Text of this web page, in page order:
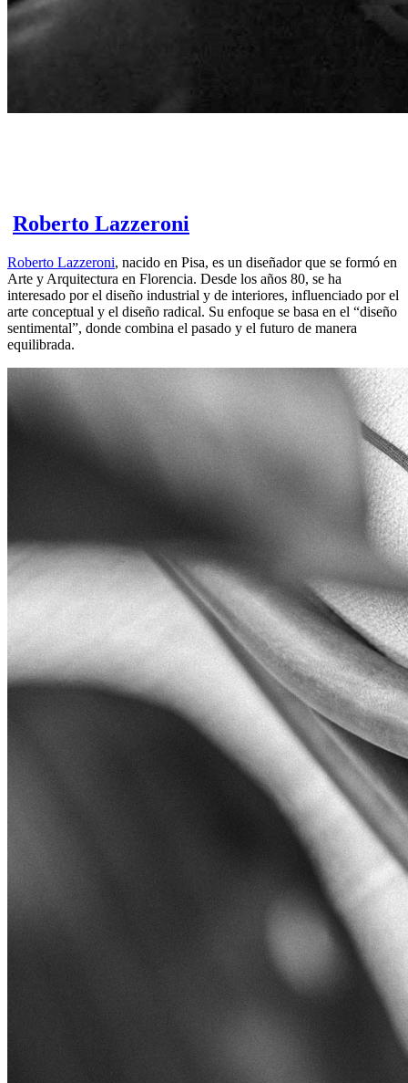
Roberto Lazzeroni
Roberto Lazzeroni, nacido en Pisa, es un diseñador que se formó en
Arte y Arquitectura en Florencia. Desde los años 80, se ha
interesado por el diseño industrial y de interiores, influenciado por el
arte conceptual y el diseño radical. Su enfoque se basa en el “diseño
sentimental”, donde combina el pasado y el futuro de manera
equilibrada.